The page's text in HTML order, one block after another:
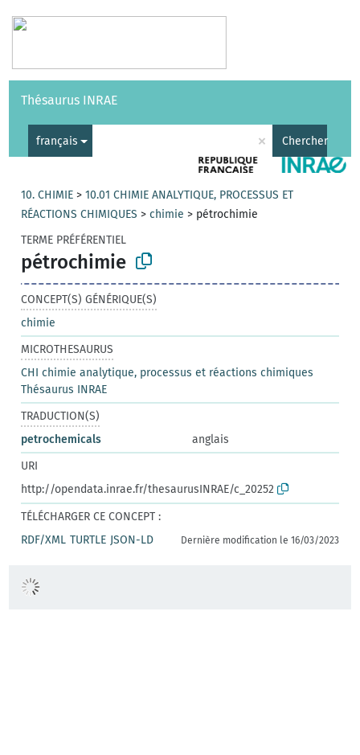
Vocabulaires API
Thésaurus INRAE
français × Chercher
10. CHIMIE >10.01 CHIMIE ANALYTIQUE, PROCESSUS ET
RÉACTIONS CHIMIQUES >chimie > pétrochimie
TERME PRÉFÉRENTIEL
pétrochimie
CONCEPT(S) GÉNÉRIQUE(S)
chimie
MICROTHESAURUS
CHI chimie analytique, processus et réactions chimiques
Thésaurus INRAE
TRADUCTION(S)
petrochemicals
anglais
URI
http://opendata.inrae.fr/thesaurusINRAE/c_20252
TÉLÉCHARGER CE CONCEPT :
RDF/XML TURTLE JSON-LD Dernière modification le 16/03/2023